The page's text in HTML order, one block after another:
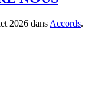
2026 dans Accords.